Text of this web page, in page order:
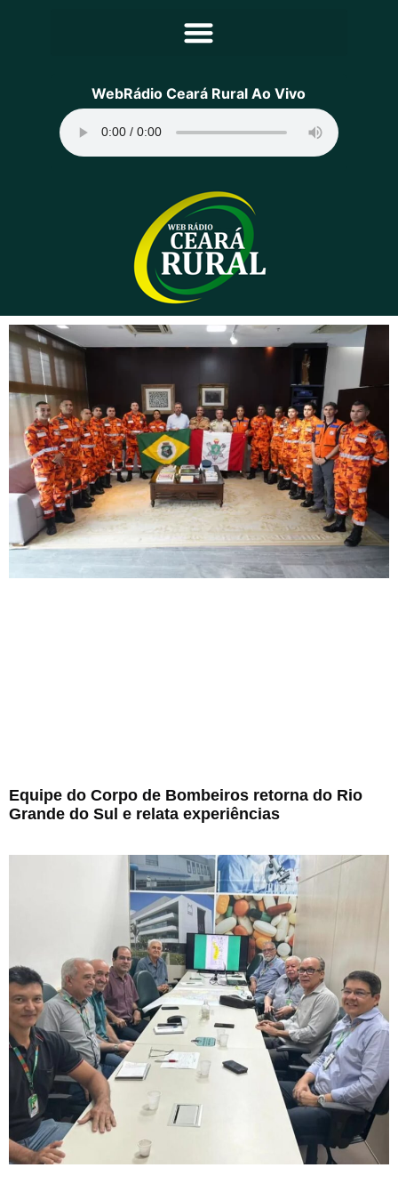
Principal
Programação
Equipe
Contato
Sobre
WebRádio Ceará Rural Ao Vivo
Equipe do Corpo de Bombeiros retorna do Rio
Grande do Sul e relata experiências